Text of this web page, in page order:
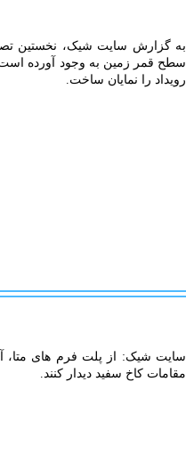
به گزارش سایت شیک، نخستین
رویداد را نمایان ساخت.
سایت شیک: از پلت فرم های متا،
مقامات کاخ سفید دیدار کنند.